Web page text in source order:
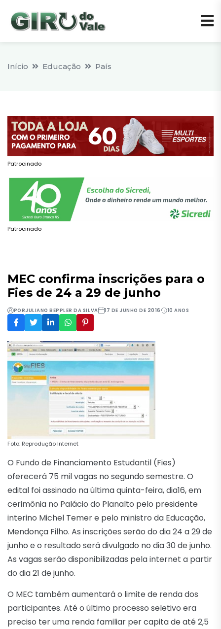
Início Educação País
Patrocinado
Patrocinado
MEC confirma inscrições para o
Fies de 24 a 29 de junho
PORJULIANO BEPPLER DA SILVA 17 DE JUNHO DE 2016 10 ANOS
Foto: Reprodução Internet
O Fundo de Financiamento Estudantil (Fies)
oferecerá 75 mil vagas no segundo semestre. O
edital foi assinado na última quinta-feira, dia16, em
cerimônia no Palácio do Planalto pelo presidente
interino Michel Temer e pelo ministro da Educação,
Mendonça Filho. As inscrições serão do dia 24 a 29 de
junho e o resultado será divulgado no dia 30 de junho.
As vagas serão disponibilizadas pela internet a partir
do dia 21 de junho.
O MEC também aumentará o limite de renda dos
participantes. Até o último processo seletivo era
preciso ter uma renda familiar per capita de até 2,5